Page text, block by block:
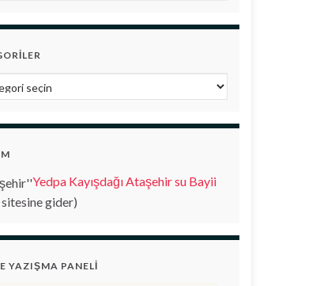
Yedpa Kayışdağı Ataşehir su Bayii
gider)
YAZIŞMA PANELI